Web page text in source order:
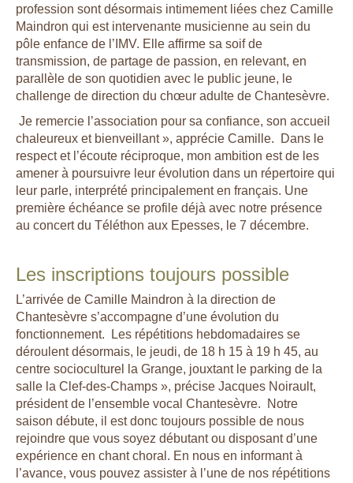
profession sont désormais intimement liées chez Camille
Maindron qui est intervenante musicienne au sein du
pôle enfance de l’IMV. Elle affirme sa soif de
transmission, de partage de passion, en relevant, en
parallèle de son quotidien avec le public jeune, le
challenge de direction du chœur adulte de Chantesèvre.
Je remercie l’association pour sa confiance, son accueil
chaleureux et bienveillant », apprécie Camille.
Dans le
respect et l’écoute réciproque, mon ambition est de les
amener à poursuivre leur évolution dans un répertoire qui
leur parle, interprété principalement en français. Une
première échéance se profile déjà avec notre présence
au concert du Téléthon aux Epesses, le 7 décembre.
Les inscriptions toujours possible
L’arrivée de Camille Maindron à la direction de
Chantesèvre s’accompagne d’une évolution du
fonctionnement.
Les répétitions hebdomadaires se
déroulent désormais, le jeudi, de 18 h 15 à 19 h 45, au
centre socioculturel la Grange, jouxtant le parking de la
salle la Clef-des-Champs », précise Jacques Noirault,
président de l’ensemble vocal Chantesèvre.
Notre
saison débute, il est donc toujours possible de nous
rejoindre que vous soyez débutant ou disposant d’une
expérience en chant choral. En nous en informant à
l’avance, vous pouvez assister à l’une de nos répétitions